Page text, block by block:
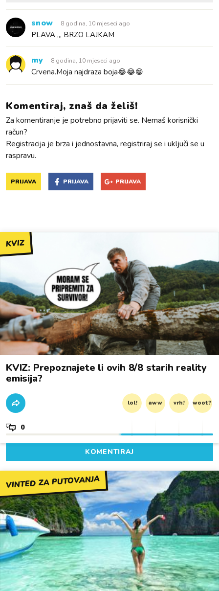
snow 8 godina, 10 mjeseci ago
PLAVA ,,, BRZO LAJKAM
my 8 godina, 10 mjeseci ago
Crvena.Moja najdraza boja😂😂😁
Komentiraj, znaš da želiš!
Za komentiranje je potrebno prijaviti se. Nemaš korisnički
račun?
Registracija je brza i jednostavna, registriraj se i uključi se u
raspravu.
PRIJAVA PRIJAVA PRIJAVA
KVIZ
KVIZ: Prepoznajete li ovih 8/8 starih reality
emisija?
lol! aww vrh! woot?!
0
KOMENTIRAJ
VINTED ZA PUTOVANJA